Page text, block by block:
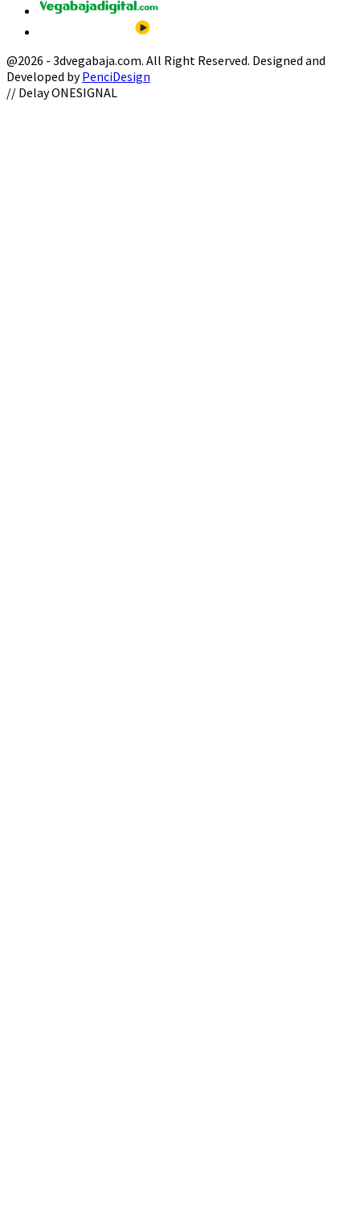
@2026 - 3dvegabaja.com. All Right Reserved. Designed and
Developed byPenciDesign
Facebook
Twitter
Instagram
Youtube
Email
// Delay ONESIGNAL